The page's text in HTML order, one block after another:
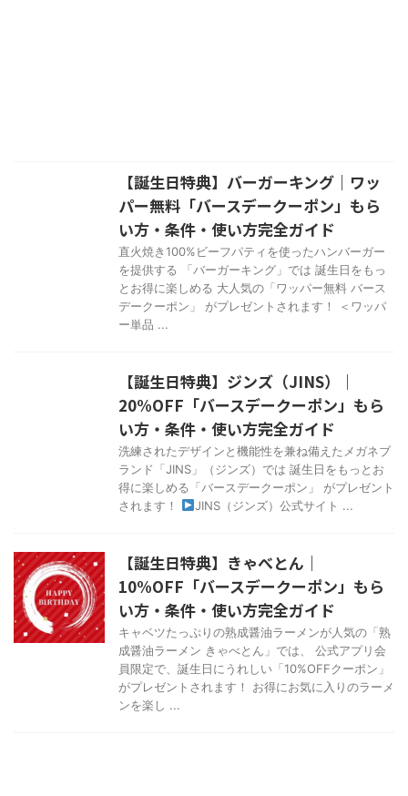
【誕生日特典】バーガーキング｜ワッ
パー無料「バースデークーポン」もら
い方・条件・使い方完全ガイド
直火焼き100%ビーフパティを使ったハンバーガー
を提供する 「バーガーキング」では 誕生日をもっ
とお得に楽しめる 大人気の「ワッパー無料 バース
デークーポン」 がプレゼントされます！ ＜ワッパ
ー単品 ...
【誕生日特典】ジンズ（JINS）｜
20%OFF「バースデークーポン」もら
い方・条件・使い方完全ガイド
洗練されたデザインと機能性を兼ね備えたメガネブ
ランド「JINS」（ジンズ）では 誕生日をもっとお
得に楽しめる「バースデークーポン」 がプレゼント
されます！
JINS（ジンズ）公式サイト ...
【誕生日特典】きゃべとん｜
10%OFF「バースデークーポン」もら
い方・条件・使い方完全ガイド
キャベツたっぷりの熟成醤油ラーメンが人気の「熟
成醤油ラーメン きゃべとん」では、 公式アプリ会
員限定で、誕生日にうれしい「10%OFFクーポン」
がプレゼントされます！ お得にお気に入りのラーメ
ンを楽し ...